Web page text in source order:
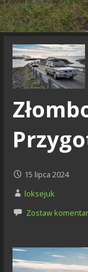
Przejdź
doBlog
15 lipca 2024
loksejuk
Zostaw